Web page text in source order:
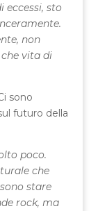
eccessi, sto
non
vita di
sono
futuro della
poco.
che
stare
rock, ma